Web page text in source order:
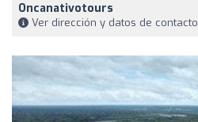
Oncanativotours
Ver dirección y datos de contacto